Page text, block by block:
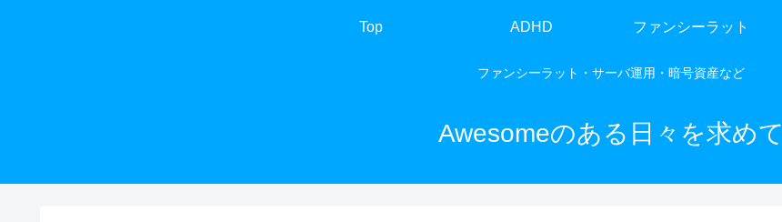
ファンシーラット・サーバ運用・暗号資産など
Awesomeのある日々を求めて
Top ADHD ファンシーラット